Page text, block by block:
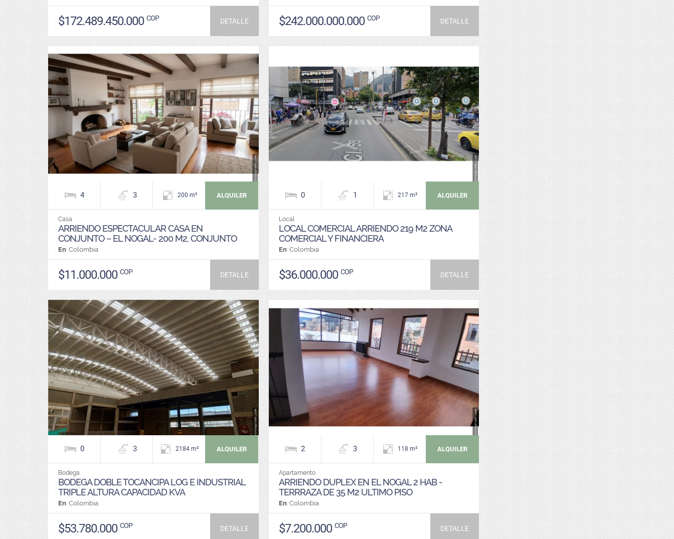
$172.489.450.000 COP DETALLE $242.000.000.000 COP DETALLE
4 3 200 m² ALQUILER
Casa
ARRIENDO ESPECTACULAR CASA EN
CONJUNTO – EL NOGAL- 200 M2, CONJUNTO
En: Colombia
$11.000.000 COP DETALLE
0 1 217 m² ALQUILER
Local
LOCAL COMERCIAL ARRIENDO 219 M2 ZONA
COMERCIAL Y FINANCIERA
En: Colombia
$36.000.000 COP DETALLE
0 3 2184 m² ALQUILER
Bodega
BODEGA DOBLE TOCANCIPA LOG E INDUSTRIAL
TRIPLE ALTURA CAPACIDAD KVA
En: Colombia
$53.780.000 COP DETALLE
2 3 118 m² ALQUILER
Apartamento
ARRIENDO DUPLEX EN EL NOGAL 2 HAB -
TERRRAZA DE 35 M2 ULTIMO PISO
En: Colombia
$7.200.000 COP DETALLE